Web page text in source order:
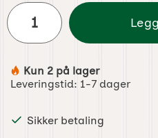
antall
Produkttilgjengelighet:
Kun 2 på lager
Leveringstid: 1-7 dager
Sikker betaling